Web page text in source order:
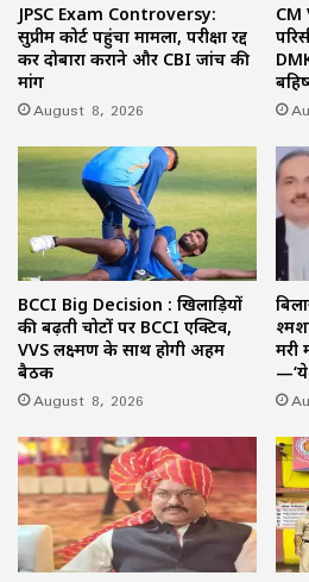
JPSC Exam Controversy:
सुप्रीम कोर्ट पहुंचा मामला, परीक्षा रद्द
कर दोबारा कराने और CBI जांच की
मांग
August 8, 2026
BCCI Big Decision : खिलाड़ियों
की बढ़ती चोटों पर BCCI एक्टिव,
VVS लक्ष्मण के साथ होगी अहम
बैठक
August 8, 2026
मरी
—‘ये